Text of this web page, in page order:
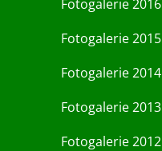
Fotogalerie 2016
Fotogalerie 2015
Fotogalerie 2014
Fotogalerie 2013
Fotogalerie 2012